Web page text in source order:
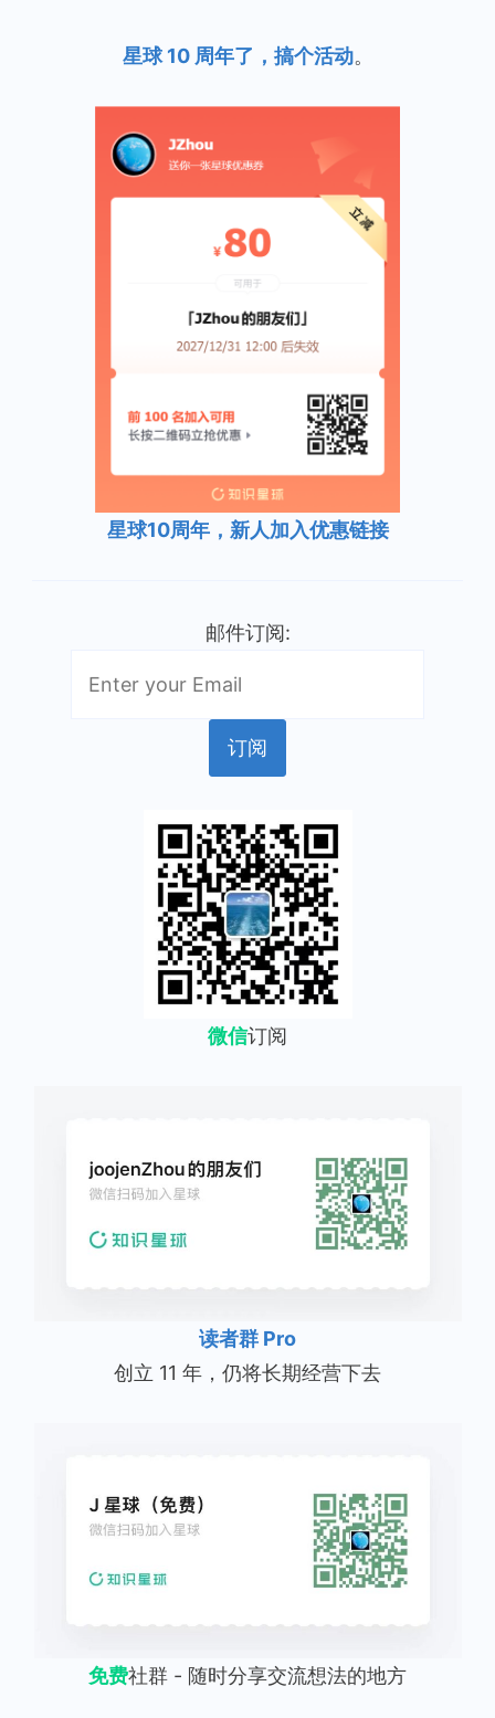
星球 10 周年了，搞个活动。
星球10周年，新人加入优惠链接
邮件订阅:
微信订阅
读者群 Pro
创立 11 年，仍将长期经营下去
免费社群 - 随时分享交流想法的地方